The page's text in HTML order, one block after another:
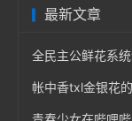
最新文章
全民主公鲜花系
帐中香txl金银花